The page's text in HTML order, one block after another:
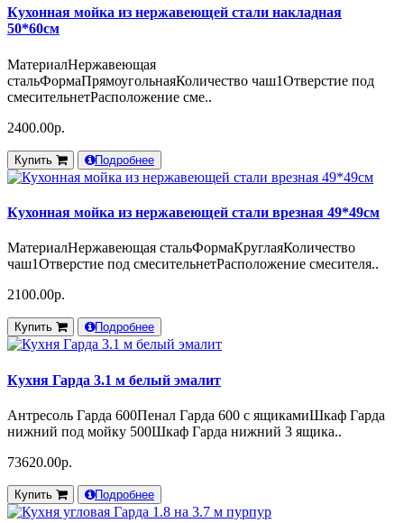
Кухонная мойка из нержавеющей стали накладная
50*60см
МатериалНержавеющая
стальФормаПрямоугольнаяКоличество чаш1Отверстие под
смесительнетРасположение сме..
2400.00р.
Купить Подробнее
Кухонная мойка из нержавеющей стали врезная 49*49см
МатериалНержавеющая стальФормаКруглаяКоличество
чаш1Отверстие под смесительнетРасположение смесителя..
2100.00р.
Купить Подробнее
Кухня Гарда 3.1 м белый эмалит
Антресоль Гарда 600Пенал Гарда 600 с ящикамиШкаф Гарда
нижний под мойку 500Шкаф Гарда нижний 3 ящика..
73620.00р.
Купить Подробнее